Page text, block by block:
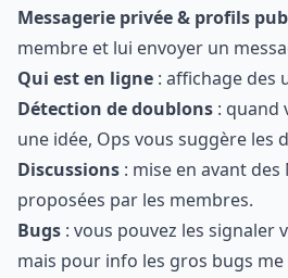
Messagerie privée & profils
membre et lui envoyer un
Qui est en ligne : affichage des
Détection de doublons : quand
une idée, Ops vous suggère les
Discussions : mise en avant
proposées par les membres.
Bugs : vous pouvez les signaler
mais pour info les gros bugs